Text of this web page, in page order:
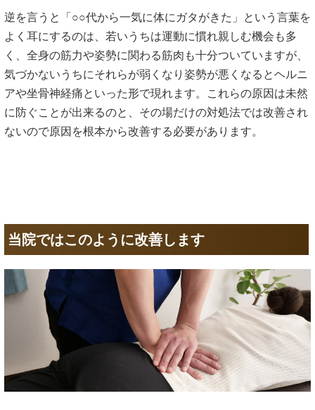
逆を言うと「○○代から一気に体にガタがきた」という言葉を
よく耳にするのは、若いうちは運動に慣れ親しむ機会も多
く、全身の筋力や姿勢に関わる筋肉も十分ついていますが、
気づかないうちにそれらが弱くなり姿勢が悪くなるとヘルニ
アや坐骨神経痛といった形で現れます。これらの原因は未然
に防ぐことが出来るのと、その場だけの対処法では改善され
ないので原因を根本から改善する必要があります。
当院ではこのように改善します